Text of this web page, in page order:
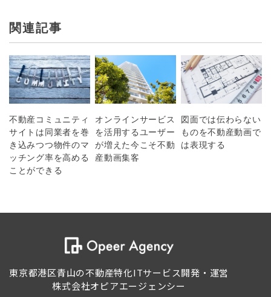
関連記事
不動産コミュニティ
サイトは同業者を巻
き込みつつ物件のマ
ッチング率を高める
ことができる
オンラインサービス
を活用するユーザー
が増えた今こそ不動
産動画集客
図面では伝わらない
ものを不動産動画で
は表現する
東京都港区青山の不動産特化ITサービス開発・運営
株式会社オピアエージェンシー